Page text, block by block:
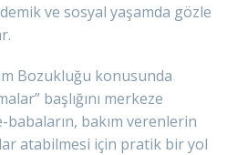
ve sosyal yaşamda gözle
Bozukluğu konusunda
başlığını merkeze
babaların, bakım verenlerin
atabilmesi için pratik bir yol